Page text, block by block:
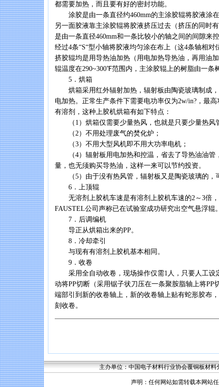
都需要加热，而且要有好的密封功能。
涂胶是由一条直径约460mm的主涂胶辊将胶液涂
另一面胶液靠主涂胶辊将胶液挤压过去（挤压的同时
是由一条直径460mm和一条比较小的轴之间的间隙来
经过4条“S“型小轴将胶液均匀涂在布上（这4条轴相对
挤胶辊均是用导热油加热（用电加热导热油，再用油
辊温度在290~300℉范围内，主涂胶辊上的树脂由一条
5．烘箱
烘箱采用红外辐射加热，辐射板由陶瓷玻璃制成，
电加热。正常生产条件下需要电功率仅为2w/in?，最
有溶剂，这种上胶机烘箱有如下特点：
（1）烘箱仅需要少量热风，也就是只要少量热风
（2）不用处理废气的焚化炉；
（3）不用大型风机即不用大功率电机；
（4）辐射板用电加热和控温，省去了导热油油管
量，也无须购买导热油，这样一来可以节约投资。
（5）由于没有热风管，辐射板又是陶瓷玻璃的，
6．上顶辊
无溶剂上胶机车速是有溶剂上胶机车速的2～3倍，
FAUSTEL公司声称已在试验室成功研究出空气悬浮辊
7．后调编机
导正从烘箱出来的PP。
8．冷却牵引
与现有有溶剂上胶机基本相同。
9．收卷
采用全自动收卷，现场操作仅需1人，只要人工设
动将PP切断（采用锯子状刀压在一条聚胺脂轴上将PP
端部引到新的收卷轴上，新的收卷轴上贴有蛇形胶布
刻收卷。
主办单位：中国电子材料行业协会覆铜板材
声明：任何网站如需转载本网站